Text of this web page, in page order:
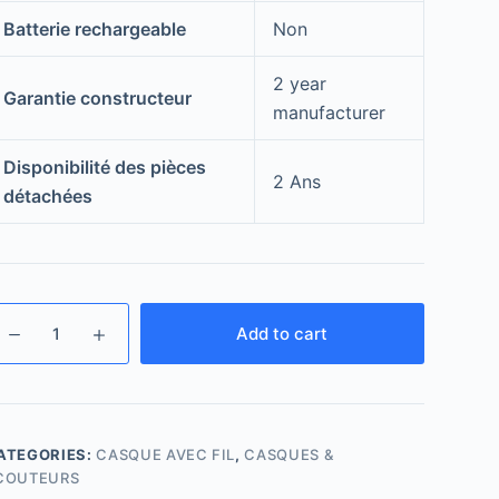
Batterie rechargeable ‎Non
Garantie constructeur
‎2 year
manufacturer
Disponibilité des pièces
détachées
‎2 Ans
Add to cart
CASQUE AVEC FIL,CASQUES &